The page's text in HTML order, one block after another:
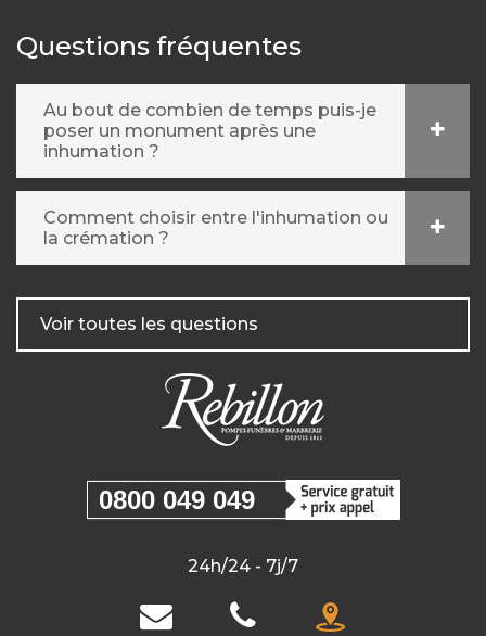
Questions fréquentes
Au bout de combien de temps puis-je
poser un monument après une
inhumation ?
Comment choisir entre l'inhumation ou
la crémation ?
Voir toutes les questions
0800 049 049
24h/24 - 7j/7